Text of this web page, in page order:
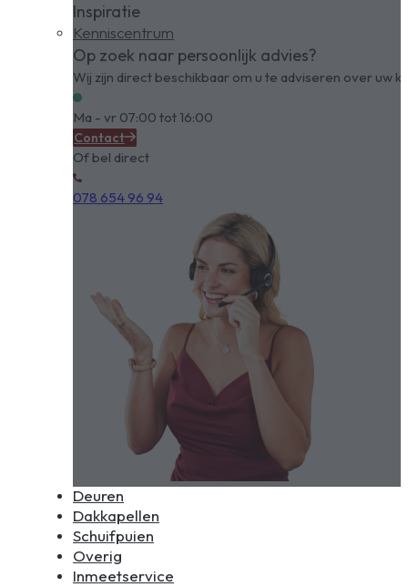
Inspiratie
Kenniscentrum
Op zoek naar persoonlijk advies?
Wij zijn direct beschikbaar om u te adviseren over uw
Ma - vr 07:00 tot 16:00
Contact
Of bel direct
078 654 96 94
Deuren
Dakkapellen
Schuifpuien
Overig
Inmeetservice